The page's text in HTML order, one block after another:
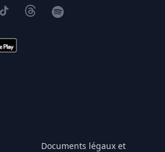
TikTokThreadsSpotify
journalistique
Documents légaux et